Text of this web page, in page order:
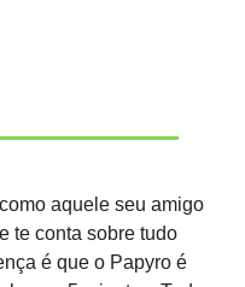
aquele seu amigo
te conta sobre tudo
é que o Papyro é